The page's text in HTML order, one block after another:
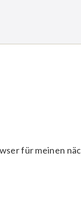
für meinen